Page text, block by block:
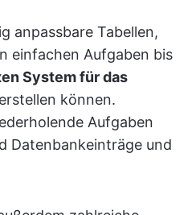
anpassbare Tabellen,
einfachen Aufgaben bis
System für das
erstellen können.
Aufgaben
Datenbankeinträge und